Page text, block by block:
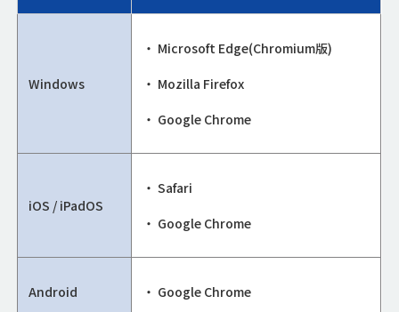
Windows
Microsoft Edge(Chromium版)
Mozilla Firefox
Google Chrome
iOS / iPadOS
Safari
Google Chrome
Android Google Chrome